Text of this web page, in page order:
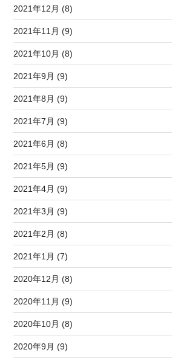
2021年12月 (8)
2021年11月 (9)
2021年10月 (8)
2021年9月 (9)
2021年8月 (9)
2021年7月 (9)
2021年6月 (8)
2021年5月 (9)
2021年4月 (9)
2021年3月 (9)
2021年2月 (8)
2021年1月 (7)
2020年12月 (8)
2020年11月 (9)
2020年10月 (8)
2020年9月 (9)